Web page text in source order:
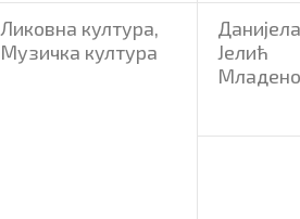
Ликовна култура,
Музичка култура
Данијела
Јелић